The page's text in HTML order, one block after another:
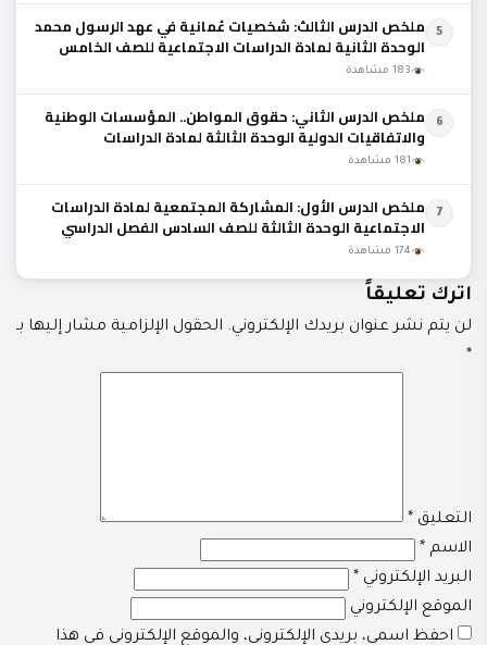
5 ملخص الدرس الثالث: شخصيات عُمانية في عهد الرسول محمد
الوحدة الثانية لمادة الدراسات الاجتماعية للصف الخامس
الفصل الدراسي الثاني المنهج العماني
183 مشاهدة
6 ملخص الدرس الثاني: حقوق المواطن.. المؤسسات الوطنية
والاتفاقيات الدولية الوحدة الثالثة لمادة الدراسات
الاجتماعية للصف الخامس الفصل الدراسي الثاني
181 مشاهدة
7 ملخص الدرس الأول: المشاركة المجتمعية لمادة الدراسات
الاجتماعية الوحدة الثالثة للصف السادس الفصل الدراسي
الثاني المنهج العماني
174 مشاهدة
اترك تعليقاً
لن يتم نشر عنوان بريدك الإلكتروني. الحقول الإلزامية مشار إليها بـ
*
التعليق *
الاسم *
البريد الإلكتروني *
الموقع الإلكتروني
احفظ اسمي، بريدي الإلكتروني، والموقع الإلكتروني في هذا